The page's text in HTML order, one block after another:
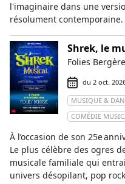
l'imaginaire dans une
résolument contemporaine.
Shrek, le
Folies
du 2 oct.
MUSIQUE &
COMÉDIE
À l’occasion de son 25e
Le plus célèbre des ogres
musicale familiale qui
univers désopilant, pop